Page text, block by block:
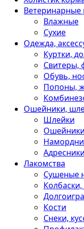
Ветеринарные
Влажные
Сухие
Одежда,
Куртки,
Свитеры,
Обувь,
Попоны,
Ошейники,
Шлейки
Ошейники
Лакомства
Сушеные
Кости
Снеки,